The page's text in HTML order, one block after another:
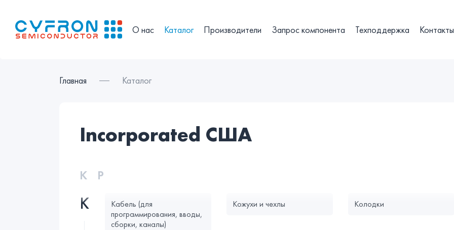
О нас Каталог Производители Запрос компонента Техподдержка Контакты
Главная Каталог
incorporated США
К Р
К
Кабель (для
программирования, вводы,
сборки, каналы)
Кожухи и чехлы Колодки